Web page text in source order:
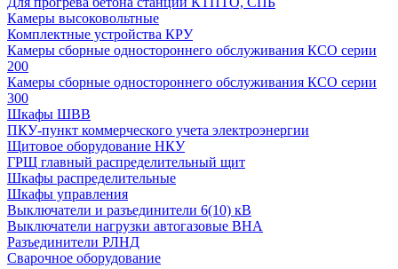
Камеры высоковольтные
Комплектные устройства КРУ
Камеры сборные одностороннего обслуживания КСО серии
200
Камеры сборные одностороннего обслуживания КСО серии
300
Шкафы ШВВ
ПКУ-пункт коммерческого учета электроэнергии
Щитовое оборудование НКУ
ГРЩ главный распределительный щит
Шкафы распределительные
Шкафы управления
Выключатели и разъединители 6(10) кВ
Выключатели нагрузки автогазовые ВНА
Разъединители РЛНД
Сварочное оборудование